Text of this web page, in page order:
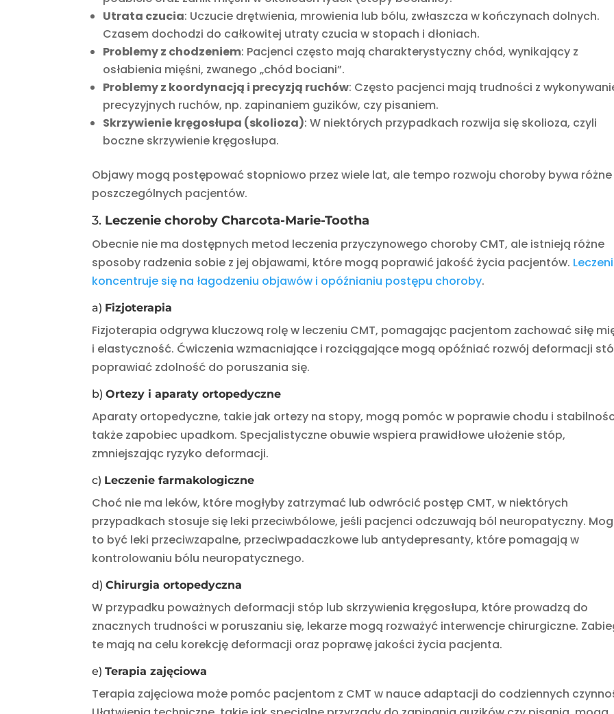
Utrata czucia: Uczucie drętwienia, mrowienia lub bólu, zwłaszcza w kończynach dolnych.
Czasem dochodzi do całkowitej utraty czucia w stopach i dłoniach.
Problemy z chodzeniem: Pacjenci często mają charakterystyczny chód, wynikający z
osłabienia mięśni, zwanego „chód bociani”.
Problemy z koordynacją i precyzją ruchów: Często pacjenci mają trudności z
precyzyjnych ruchów, np. zapinaniem guzików, czy pisaniem.
Skrzywienie kręgosłupa (skolioza): W niektórych przypadkach rozwija się skolioza, czyli
boczne skrzywienie kręgosłupa.
Objawy mogą postępować stopniowo przez wiele lat, ale tempo rozwoju choroby bywa różne
poszczególnych pacjentów.
3. Leczenie choroby Charcota-Marie-Tootha
Obecnie nie ma dostępnych metod leczenia przyczynowego choroby CMT, ale istnieją różne
sposoby radzenia sobie z jej objawami, które mogą poprawić jakość życia pacjentów.
koncentruje się na łagodzeniu objawów i opóźnianiu postępu choroby.
a) Fizjoterapia
Fizjoterapia odgrywa kluczową rolę w leczeniu CMT, pomagając pacjentom zachować siłę
i elastyczność. Ćwiczenia wzmacniające i rozciągające mogą opóźniać rozwój deformacji
poprawiać zdolność do poruszania się.
b)Ortezy i aparaty ortopedyczne
Aparaty ortopedyczne, takie jak ortezy na stopy, mogą pomóc w poprawie chodu i
także zapobiec upadkom. Specjalistyczne obuwie wspiera prawidłowe ułożenie stóp,
zmniejszając ryzyko deformacji.
c) Leczenie farmakologiczne
Choć nie ma leków, które mogłyby zatrzymać lub odwrócić postęp CMT, w niektórych
przypadkach stosuje się leki przeciwbólowe, jeśli pacjenci odczuwają ból neuropatyczny.
to być leki przeciwzapalne, przeciwpadaczkowe lub antydepresanty, które pomagają w
kontrolowaniu bólu neuropatycznego.
d)Chirurgia ortopedyczna
W przypadku poważnych deformacji stóp lub skrzywienia kręgosłupa, które prowadzą do
znacznych trudności w poruszaniu się, lekarze mogą rozważyć interwencje chirurgiczne.
te mają na celu korekcję deformacji oraz poprawę jakości życia pacjenta.
e)Terapia zajęciowa
Terapia zajęciowa może pomóc pacjentom z CMT w nauce adaptacji do codziennych